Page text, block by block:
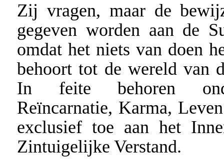
Zij vragen, maar de
gegeven worden aan de
omdat het niets van doen
behoort tot de wereld van
In feite behoren
Reïncarnatie, Karma,
exclusief toe aan het
Zintuigelijke Verstand.